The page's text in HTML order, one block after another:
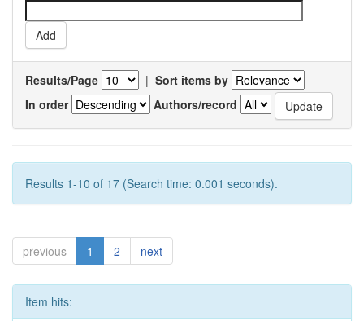
Results/Page | Sort items by
In order
Authors/record
Results 1-10 of 17 (Search time: 0.001 seconds).
previous 1 2 next
Item hits: